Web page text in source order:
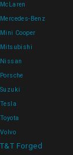
McLaren
Mercedes-Benz
Mini Cooper
Mitsubishi
Nissan
Porsche
Suzuki
Tesla
Toyota
Volvo
T&T Forged